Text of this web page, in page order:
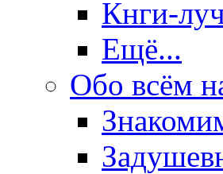
Кнги-
Ещё...
Обо всём